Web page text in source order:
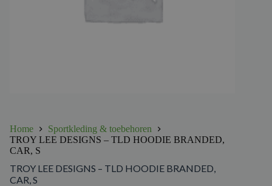
Home
Sportkleding & toebehoren
TROY LEE DESIGNS – TLD HOODIE BRANDED,
CAR, S
TROY LEE DESIGNS – TLD HOODIE BRANDED,
CAR, S